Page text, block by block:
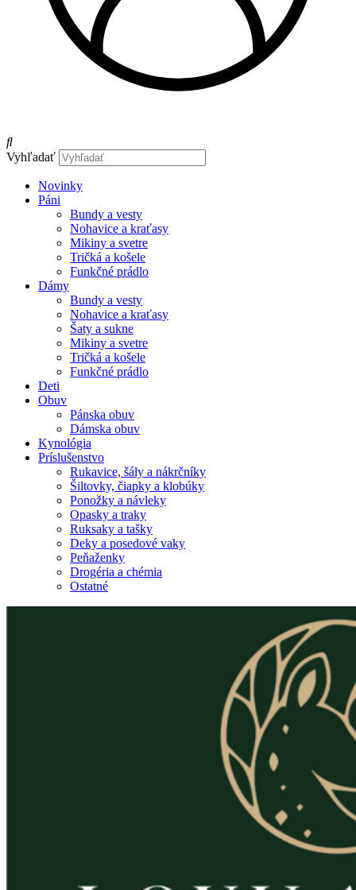
Vyhľadať
Novinky
Páni
Bundy a vesty
Nohavice a kraťasy
Mikiny a svetre
Tričká a košele
Funkčné prádlo
Dámy
Bundy a vesty
Nohavice a kraťasy
Šaty a sukne
Mikiny a svetre
Tričká a košele
Funkčné prádlo
Deti
Obuv
Pánska obuv
Dámska obuv
Kynológia
Príslušenstvo
Rukavice, šály a nákrčníky
Šiltovky, čiapky a klobúky
Ponožky a návleky
Opasky a traky
Ruksaky a tašky
Deky a posedové vaky
Peňaženky
Drogéria a chémia
Ostatné